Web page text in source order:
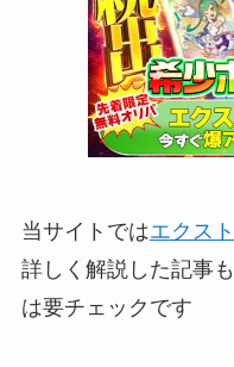
当サイトではエクス
詳しく解説した記事
は要チェックです